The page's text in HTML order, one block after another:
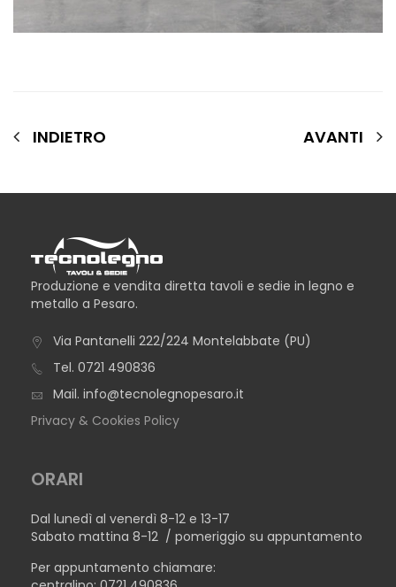
INDIETRO AVANTI
Produzione e vendita diretta tavoli e sedie in legno e
metallo a Pesaro.
Via Pantanelli 222/224 Montelabbate (PU)
Tel. 0721 490836
Mail. info@tecnolegnopesaro.it
Privacy & Cookies Policy
ORARI
Dal lunedì al venerdì 8-12 e 13-17
Sabato mattina 8-12 / pomeriggio su appuntamento
Per appuntamento chiamare: